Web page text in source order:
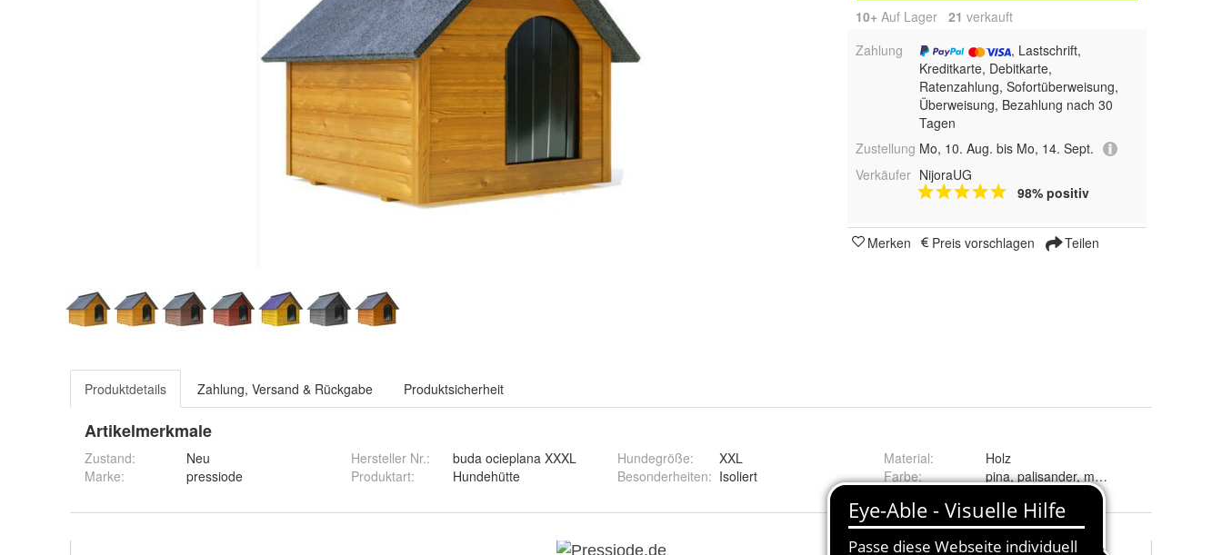
10+ Auf Lager 21 verkauft
Zahlung
, Lastschrift,
Kreditkarte, Debitkarte,
Ratenzahlung, Sofortüberweisung,
Überweisung, Bezahlung nach 30
Tagen
Zustellung Mo, 10. Aug. bis Mo, 14. Sept.
Verkäufer NijoraUG
98% positiv
Merken Preis vorschlagen Teilen
Produktdetails Zahlung, Versand & Rückgabe Produktsicherheit
Artikelmerkmale
Zustand:
Neu
Marke:
pressiode
Hersteller Nr.:
buda ocieplana XXXL
Produktart: Hundehütte
Hundegröße:
XXL
Besonderheiten: Isoliert
Material:
Holz
Farbe: